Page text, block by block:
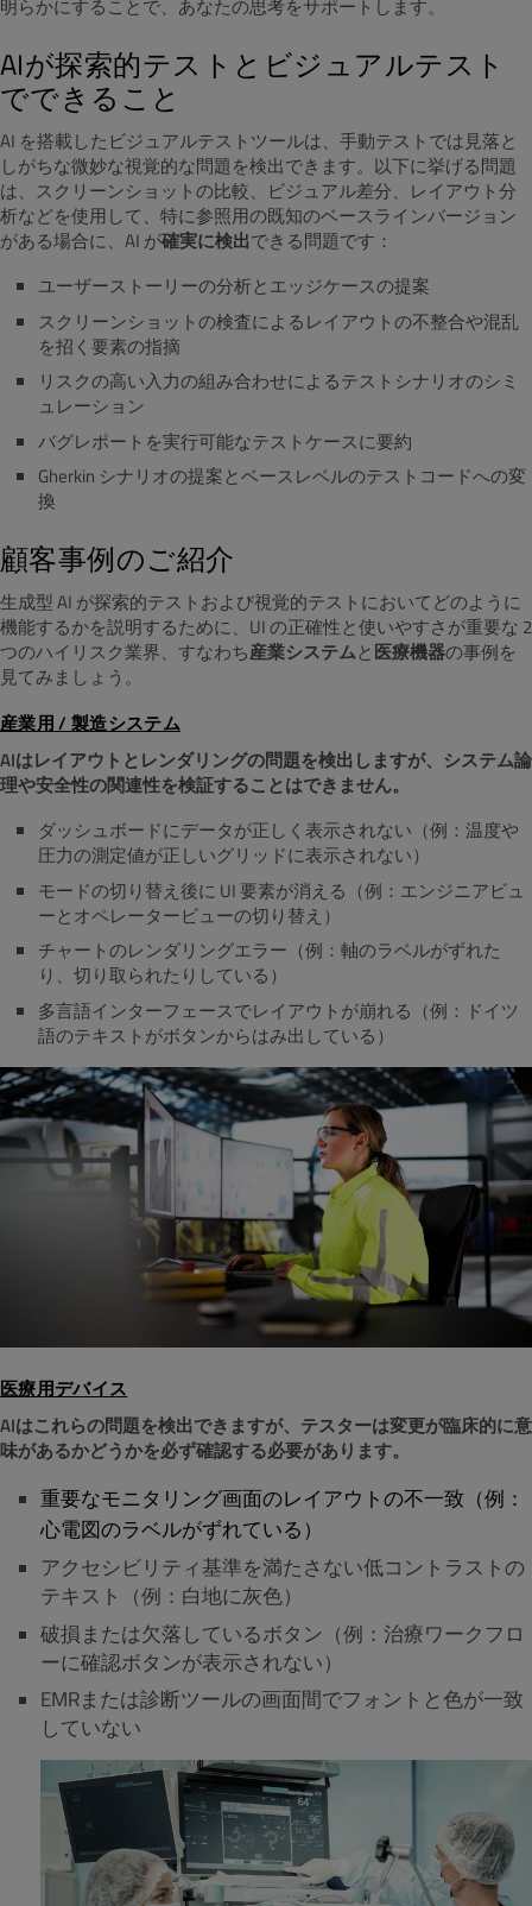
明らかにすることで、あなたの思考をサポートします。
AIが探索的テストとビジュアルテスト
でできること
AI を搭載したビジュアルテストツールは、手動テストでは見落と
しがちな微妙な視覚的な問題を検出できます。以下に挙げる問題
は、スクリーンショットの比較、ビジュアル差分、レイアウト分
析などを使用して、特に参照用の既知のベースラインバージョン
がある場合に、AI が確実に検出できる問題です：
ユーザーストーリーの分析とエッジケースの提案
スクリーンショットの検査によるレイアウトの不整合や混乱
を招く要素の指摘
リスクの高い入力の組み合わせによるテストシナリオのシミ
ュレーション
バグレポートを実行可能なテストケースに要約
Gherkin シナリオの提案とベースレベルのテストコードへの変
換
顧客事例のご紹介
生成型 AI が探索的テストおよび視覚的テストにおいてどのように
機能するかを説明するために、UI の正確性と使いやすさが重要な 2
つのハイリスク業界、すなわち産業システムと医療機器の事例を
見てみましょう。
産業用 / 製造システム
AIはレイアウトとレンダリングの問題を検出しますが、システム論
理や安全性の関連性を検証することはできません。
ダッシュボードにデータが正しく表示されない（例：温度や
圧力の測定値が正しいグリッドに表示されない）
モードの切り替え後に UI 要素が消える（例：エンジニアビュ
ーとオペレータービューの切り替え）
チャートのレンダリングエラー（例：軸のラベルがずれた
り、切り取られたりしている）
多言語インターフェースでレイアウトが崩れる（例：ドイツ
語のテキストがボタンからはみ出している）
医療用デバイス
AIはこれらの問題を検出できますが、テスターは変更が臨床的に意
味があるかどうかを必ず確認する必要があります。
重要なモニタリング画面のレイアウトの不一致（例：
心電図のラベルがずれている）
アクセシビリティ基準を満たさない低コントラストの
テキスト（例：白地に灰色）
破損または欠落しているボタン（例：治療ワークフロ
ーに確認ボタンが表示されない）
EMRまたは診断ツールの画面間でフォントと色が一致
していない